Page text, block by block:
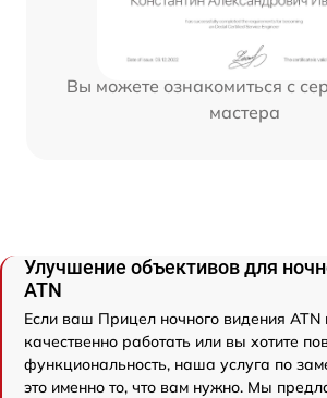
Вы можете ознакомиться с
мастера
Улучшение объективов для
ATN
Если ваш Прицел ночного видения ATN
качественно работать или вы хотите
функциональность, наша услуга по
это именно то, что вам нужно. Мы